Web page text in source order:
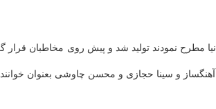
مطرح نمودند تولید شد و پیش روی مخاطبان قرار
و سینا حجازی و محسن چاوشی بعنوان